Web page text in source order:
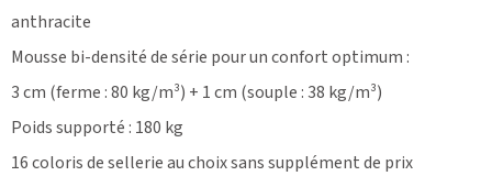
anthracite
Mousse bi-densité de série pour un confort optimum :
3 cm (ferme : 80 kg/m³) + 1 cm (souple : 38 kg/m³)
Poids supporté : 180 kg
16 coloris de sellerie au choix sans supplément de prix